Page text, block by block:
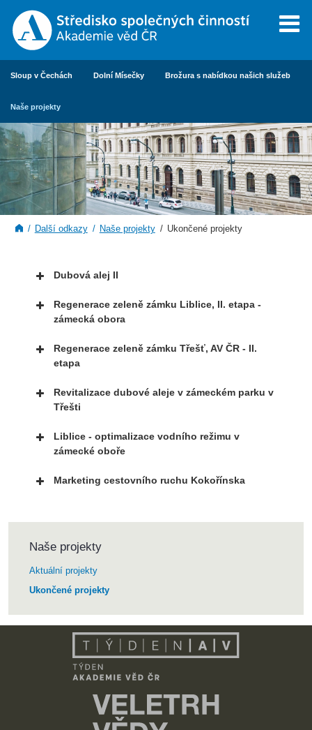
Sloup v Čechách Dolní Mísečky Brožura s nabídkou našich služeb
Naše projekty
Další odkazy Naše projekty Ukončené projekty
Dubová alej II
Regenerace zeleně zámku Liblice, II. etapa -
zámecká obora
Regenerace zeleně zámku Třešť, AV ČR - II.
etapa
Revitalizace dubové aleje v zámeckém parku v
Třešti
Liblice - optimalizace vodního režimu v
zámecké oboře
Marketing cestovního ruchu Kokořínska
Naše projekty
Aktuální projekty
Ukončené projekty